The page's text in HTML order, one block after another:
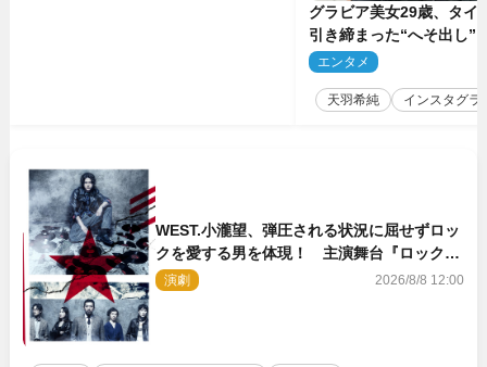
グラビア美女29歳、タイ
引き締まった“へそ出し”
「可愛い過ぎる」
エンタメ
天羽希純 インスタグラ
WEST.小瀧望、弾圧される状況に屈せずロッ
クを愛する男を体現！ 主演舞台『ロックン
ロール』ビジュアル解禁
演劇 2026/8/8 12:00